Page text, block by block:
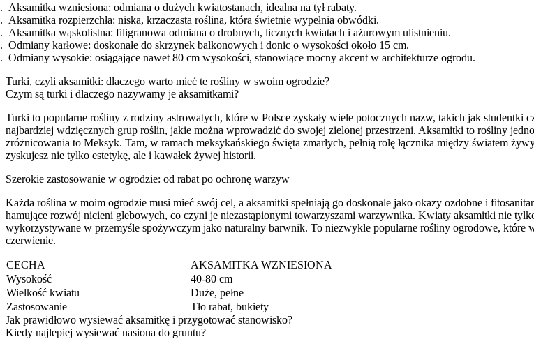
Aksamitka wzniesiona: odmiana o dużych kwiatostanach, idealna na tył rabaty.
Aksamitka rozpierzchła: niska, krzaczasta roślina, która świetnie wypełnia obwódki.
Aksamitka wąskolistna: filigranowa odmiana o drobnych, licznych kwiatach i ażurowym ulistnieniu.
Odmiany karłowe: doskonałe do skrzynek balkonowych i donic o wysokości około 15 cm.
Odmiany wysokie: osiągające nawet 80 cm wysokości, stanowiące mocny akcent w architekturze ogrodu.
Turki, czyli aksamitki: dlaczego warto mieć te rośliny w swoim ogrodzie?
Czym są turki i dlaczego nazywamy je aksamitkami?
Turki to popularne rośliny z rodziny astrowatych, które w Polsce zyskały wiele potocznych nazw, takich jak studentki
najbardziej wdzięcznych grup roślin, jakie można wprowadzić do swojej zielonej przestrzeni. Aksamitki to rośliny
zróżnicowania to Meksyk. Tam, w ramach meksykańskiego święta zmarłych, pełnią rolę łącznika między światem
zyskujesz nie tylko estetykę, ale i kawałek żywej historii.
Szerokie zastosowanie w ogrodzie: od rabat po ochronę warzyw
Każda roślina w moim ogrodzie musi mieć swój cel, a aksamitki spełniają go doskonale jako okazy ozdobne i
hamujące rozwój nicieni glebowych, co czyni je niezastąpionymi towarzyszami warzywnika. Kwiaty aksamitki nie
wykorzystywane w przemyśle spożywczym jako naturalny barwnik. To niezwykle popularne rośliny ogrodowe,
czerwienie.
CECHA AKSAMITKA WZNIESIONA
Wysokość
40-80 cm
Wielkość kwiatu
Duże, pełne
Zastosowanie
Tło rabat, bukiety
Jak prawidłowo wysiewać aksamitkę i przygotować stanowisko?
Kiedy najlepiej wysiewać nasiona do gruntu?